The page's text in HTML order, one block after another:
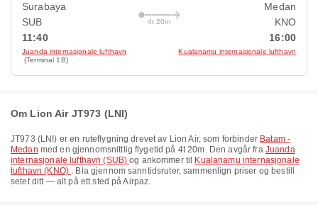
Surabaya
SUB
11:40
Juanda internasjonale lufthavn
(Terminal 1B)
4t 20m
Medan
KNO
16:00
Kualanamu internasjonale lufthavn
Om Lion Air JT973 (LNI)
JT973 (LNI) er en ruteflygning drevet av Lion Air, som forbinder Batam -
Medan med en gjennomsnittlig flygetid på 4t 20m. Den avgår fra Juanda
internasjonale lufthavn (SUB)og ankommer til
Kualanamu internasjonale
lufthavn (KNO) . Bla gjennom sanntidsruter, sammenlign priser og bestill
setet ditt — alt på ett sted på Airpaz.